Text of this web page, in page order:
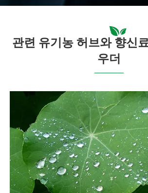
관련 유기농 허브와 향신
우더